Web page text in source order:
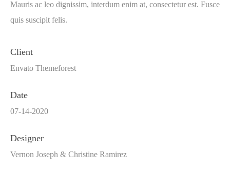
Mauris ac leo dignissim, interdum enim at, consectetur est. Fusce
quis suscipit felis.
Client
Envato Themeforest
Date
07-14-2020
Designer
Vernon Joseph & Christine Ramirez